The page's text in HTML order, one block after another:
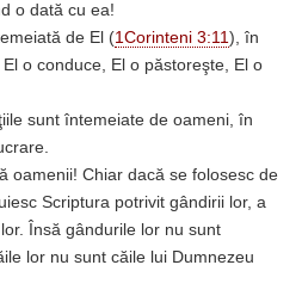
o dată cu ea!
de El (1Corinteni 3:11), în
o conduce, El o păstoreşte, El o
sunt întemeiate de oameni, în
oamenii! Chiar dacă se folosesc de
Scriptura potrivit gândirii lor, a
Însă gândurile lor nu sunt
lor nu sunt căile lui Dumnezeu